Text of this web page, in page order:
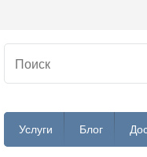
Услуги Блог